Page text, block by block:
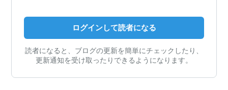
ログインして読者になる
読者になると、ブログの更新を簡単にチェックしたり、
更新通知を受け取ったりできるようになります。